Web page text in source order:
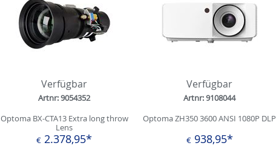
Verfügbar
Artnr: 9054352
Optoma BX-CTA13 Extra long throw
Lens
€ 2.378,95*
Verfügbar
Artnr: 9108044
Optoma ZH350 3600 ANSI 1080P DLP
€938,95*